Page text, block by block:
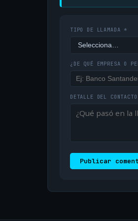
TIPO DE LLAMADA *
¿DE QUÉ EMPRESA O
DETALLE DEL CONTACTO
Publicar